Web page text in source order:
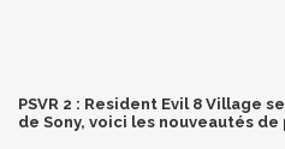
PSVR 2 : Resident Evil 8 Village
de Sony, voici les nouveautés de